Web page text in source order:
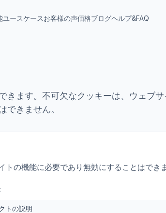
ユースケースお客様の声価格ブログヘルプ&FAQ
きます。不可欠なクッキーは、ウェブ
できません。
トの機能に必要であり無効にすることはでき
トの説明